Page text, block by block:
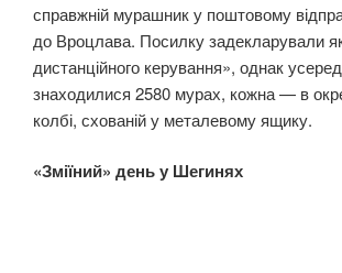
справжній мурашник у поштовому
до Вроцлава. Посилку задекларували
дистанційного керування», однак
знаходилися 2580 мурах, кожна — в
колбі, схованій у металевому ящику.
«Зміїний» день у Шегинях